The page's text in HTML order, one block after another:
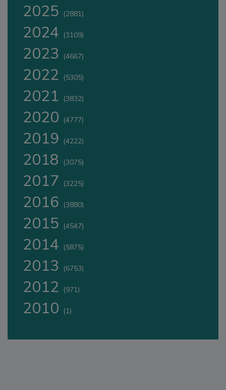
2025 (2881)
2024 (3109)
2023 (4667)
2022 (5305)
2021 (3832)
2020 (4777)
2019 (4222)
2018 (3075)
2017 (3225)
2016 (3880)
2015 (4547)
2014 (5875)
2013 (6753)
2012 (971)
2010 (1)